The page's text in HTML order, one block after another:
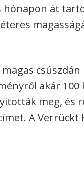
hónapon át
akár 100
meg, és
A Verrückt